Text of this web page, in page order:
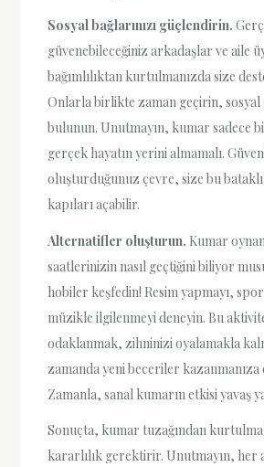
Sosyal bağlarınızı güçlendirin.
güvenebileceğiniz arkadaşlar ve aile
bağımlılıktan kurtulmanızda size
Onlarla birlikte zaman geçirin,
bulunun. Unutmayın, kumar sadece
gerçek hayatın yerini almamalı.
oluşturduğunuz çevre, size bu
kapıları açabilir.
Alternatifler oluşturun. Kumar
saatlerinizin nasıl geçtiğini biliyor
hobiler keşfedin! Resim yapmayı,
müzikle ilgilenmeyi deneyin. Bu
odaklanmak, zihninizi oyalamakla
zamanda yeni beceriler kazanmanıza
Zamanla, sanal kumarın etkisi yavaş
Sonuçta, kumar tuzağından
kararlılık gerektirir. Unutmayın, her